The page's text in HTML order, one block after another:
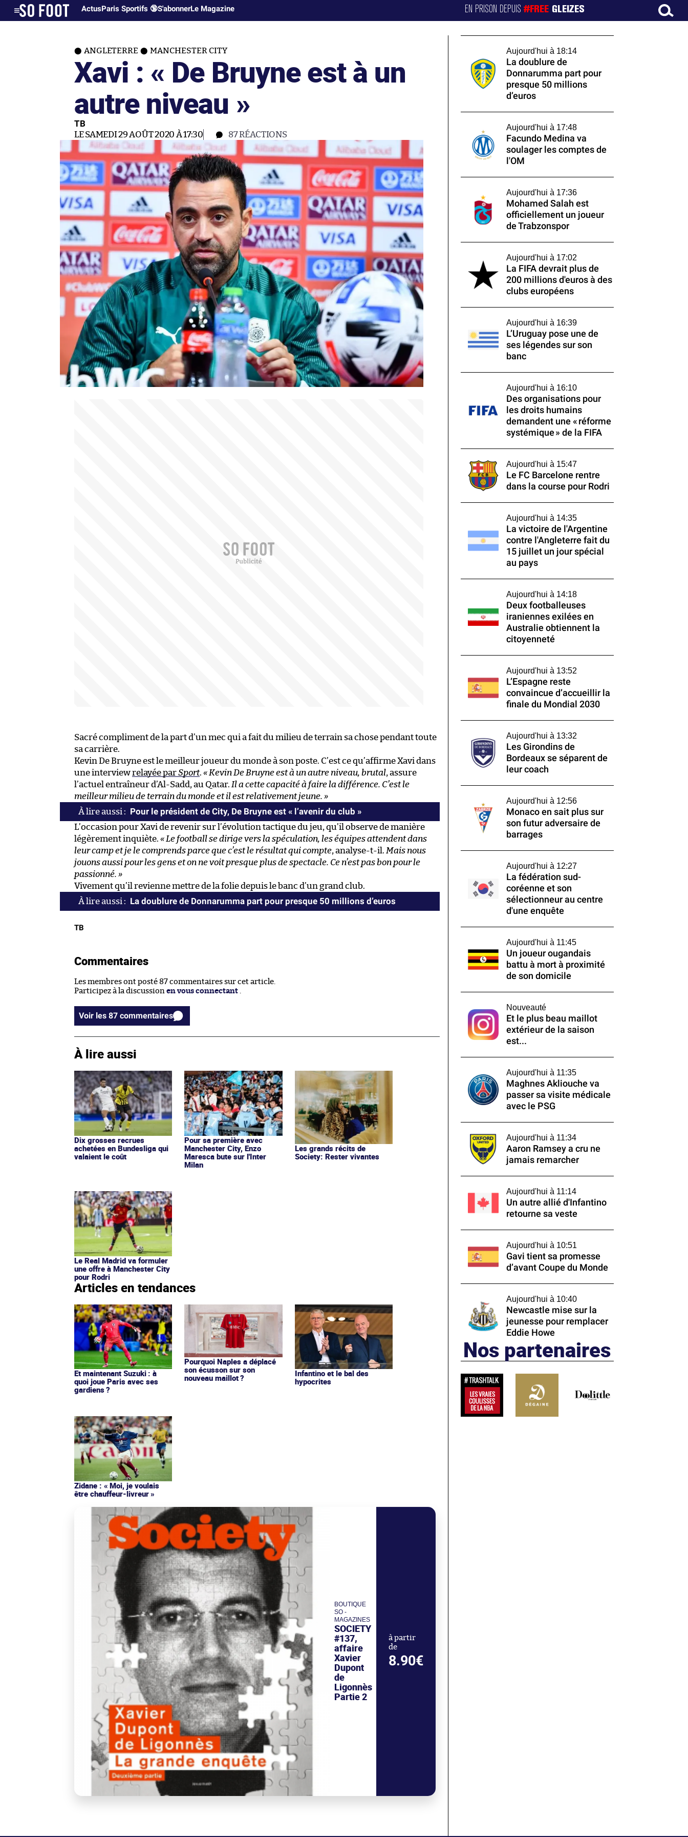
ActusParis Sportifs 🔞S'abonnerLe Magazine EN PRISON DEPUIS#FREE GLEIZES
ANGLETERRE MANCHESTER CITY
Xavi : « De Bruyne est à un
autre niveau »
TB
LE SAMEDI 29 AOÛT 2020 À 17:30 87RÉACTIONS
Sacré compliment de la part d’un mec qui a fait du milieu de terrain sa chose pendant toute
sa carrière.
Kevin De Bruyne est le meilleur joueur du monde à son poste. C’est ce qu’affirme Xavi dans
une interviewrelayée parSport. « Kevin De Bruyne est à un autre niveau, brutal, assure
l’actuel entraîneur d’Al-Sadd, au Qatar. Il a cette capacité à faire la différence. C’est le
meilleur milieu de terrain du monde et il est relativement jeune. »
Pour le président de City, De Bruyne est « l’avenir du club »
L’occasion pour Xavi de revenir sur l’évolution tactique du jeu, qu’il observe de manière
légèrement inquiète. « Le football se dirige vers la spéculation, les équipes attendent dans
leur camp et je le comprends parce que c’est le résultat qui compte, analyse-t-il. Mais nous
jouons aussi pour les gens et on ne voit presque plus de spectacle. Ce n’est pas bon pour le
passionné. »
Vivement qu’il revienne mettre de la folie depuis le banc d’un grand club.
La doublure de Donnarumma part pour presque 50 millions d’euros
TB
Commentaires
Les membres ont posté 87 commentaires sur cet article.
Participez à la discussion en vous connectant
Voir les 87 commentaires
À lire aussi
Dix grosses recrues
achetées en Bundesliga qui
valaient le coût
Pour sa première avec
Manchester City, Enzo
Maresca bute sur l'Inter
Milan
Les grands récits de
Society: Rester vivantes
Le Real Madrid va formuler
une offre à Manchester City
pour Rodri
Articles en tendances
Et maintenant Suzuki : à
quoi joue Paris avec ses
gardiens ?
Pourquoi Naples a déplacé
son écusson sur son
nouveau maillot ?
Infantino et le bal des
hypocrites
Zidane : « Moi, je voulais
être chauffeur-livreur »
BOUTIQUE
SO -
MAGAZINES
SOCIETY
#137,
affaire
Xavier
Dupont
de
Ligonnès
Partie 2
à partir
de
8.90€
Aujourd'hui à 18:14
La doublure de
Donnarumma part pour
presque 50 millions
d’euros
Aujourd'hui à 17:48
Facundo Medina va
soulager les comptes de
l'OM
Aujourd'hui à 17:36
Mohamed Salah est
officiellement un joueur
de Trabzonspor
Aujourd'hui à 17:02
La FIFA devrait plus de
200 millions d'euros à des
clubs européens
Aujourd'hui à 16:39
L’Uruguay pose une de
ses légendes sur son
banc
Aujourd'hui à 16:10
Des organisations pour
les droits humains
demandent une « réforme
systémique » de la FIFA
Aujourd'hui à 15:47
Le FC Barcelone rentre
dans la course pour Rodri
Aujourd'hui à 14:35
La victoire de l'Argentine
contre l'Angleterre fait du
15 juillet un jour spécial
au pays
Aujourd'hui à 14:18
Deux footballeuses
iraniennes exilées en
Australie obtiennent la
citoyenneté
Aujourd'hui à 13:52
L’Espagne reste
convaincue d’accueillir la
finale du Mondial 2030
Aujourd'hui à 13:32
Les Girondins de
Bordeaux se séparent de
leur coach
Aujourd'hui à 12:56
Monaco en sait plus sur
son futur adversaire de
barrages
Aujourd'hui à 12:27
La fédération sud-
coréenne et son
sélectionneur au centre
d'une enquête
Aujourd'hui à 11:45
Un joueur ougandais
battu à mort à proximité
de son domicile
Nouveauté
Et le plus beau maillot
extérieur de la saison
est...
Aujourd'hui à 11:35
Maghnes Akliouche va
passer sa visite médicale
avec le PSG
Aujourd'hui à 11:34
Aaron Ramsey a cru ne
jamais remarcher
Aujourd'hui à 11:14
Un autre allié d'Infantino
retourne sa veste
Aujourd'hui à 10:51
Gavi tient sa promesse
d’avant Coupe du Monde
Aujourd'hui à 10:40
Newcastle mise sur la
jeunesse pour remplacer
Eddie Howe
Nos partenaires